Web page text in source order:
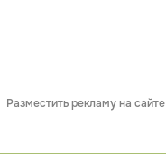
Разместить рекламу на сайте